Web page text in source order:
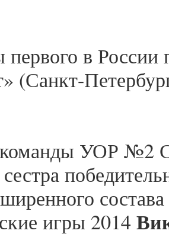
в России
(Санкт-
УОР №2
игры 2014